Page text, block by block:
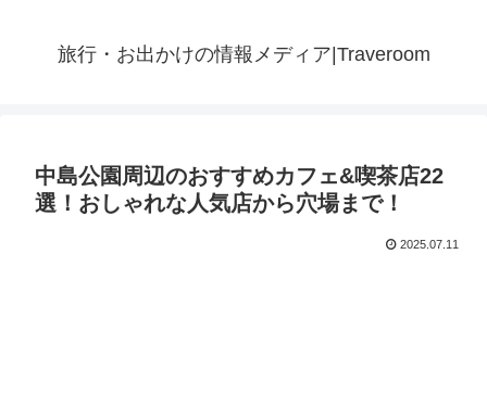
旅行・お出かけの情報メディア|Traveroom
中島公園周辺のおすすめカフェ&喫茶店22
選！おしゃれな人気店から穴場まで！
2025.07.11